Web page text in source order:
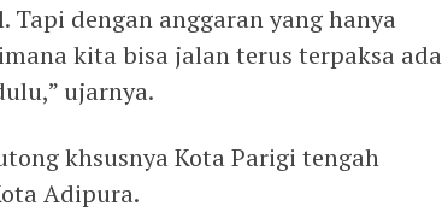
dengan anggaran yang hanya
kita bisa jalan terus terpaksa ada
ujarnya.
khsusnya Kota Parigi tengah
Adipura.